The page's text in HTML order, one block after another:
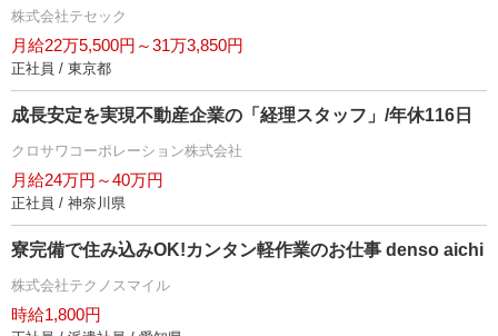
株式会社テセック
月給22万5,500円～31万3,850円
正社員 / 東京都
成長安定を実現不動産企業の「経理スタッフ」/年休116日
クロサワコーポレーション株式会社
月給24万円～40万円
正社員 / 神奈川県
寮完備で住み込みOK!カンタン軽作業のお仕事 denso aichi
株式会社テクノスマイル
時給1,800円